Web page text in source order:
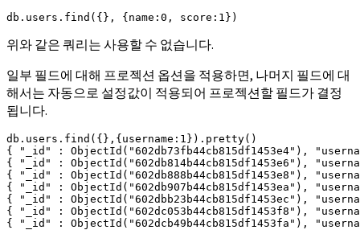
db.users.find({}, {name:0, score:1})
위와 같은 쿼리는 사용할 수 없습니다.
일부 필드에 대해 프로젝션 옵션을 적용하면, 나머지 필드에 대
해서는 자동으로 설정값이 적용되어 프로젝션할 필드가 결정
됩니다.
db.users.find({},{username:1}).pretty()
{ "_id" : ObjectId("602db73fb44cb815df1453e4"),
{ "_id" : ObjectId("602db814b44cb815df1453e6"),
{ "_id" : ObjectId("602db888b44cb815df1453e8"),
{ "_id" : ObjectId("602db907b44cb815df1453ea"),
{ "_id" : ObjectId("602dbb23b44cb815df1453ec"),
{ "_id" : ObjectId("602dc053b44cb815df1453f8"),
{ "_id" : ObjectId("602dcb49b44cb815df1453fa"),